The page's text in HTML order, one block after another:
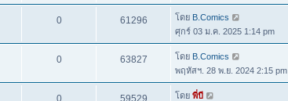
0 61296 โดย B.Comics
ศุกร์ 03 ม.ค. 2025 1:14 pm
0 63827 โดย B.Comics
พฤหัสฯ. 28 พ.ย. 2024 2:15 pm
0 59529 โดย พี่บี